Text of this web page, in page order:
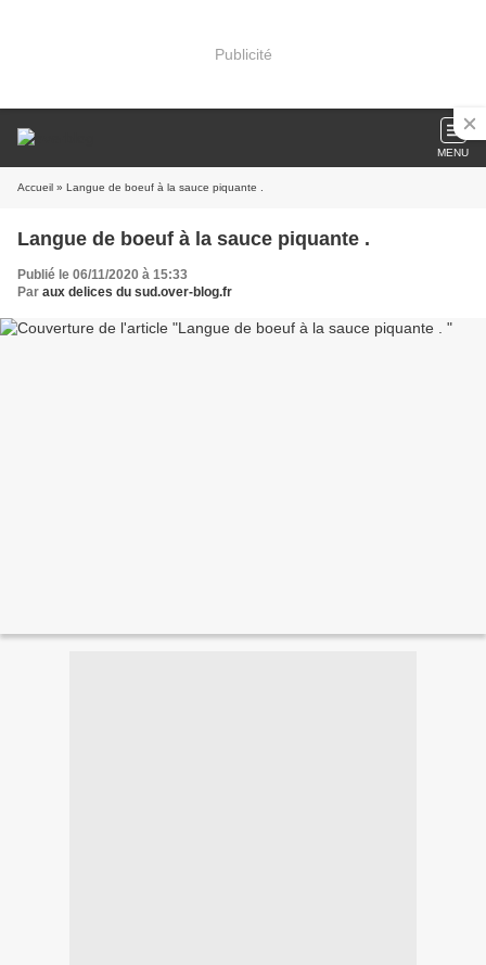
Publicité
MENU
Accueil » Langue de boeuf à la sauce piquante .
Langue de boeuf à la sauce piquante .
Publié le 06/11/2020 à 15:33
Par aux delices du sud.over-blog.fr